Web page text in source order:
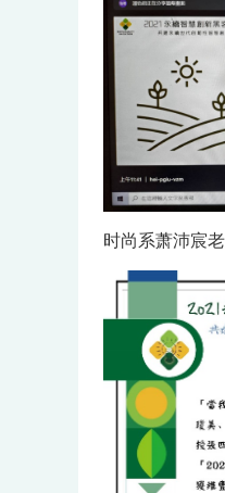
时尚系萧沛宸